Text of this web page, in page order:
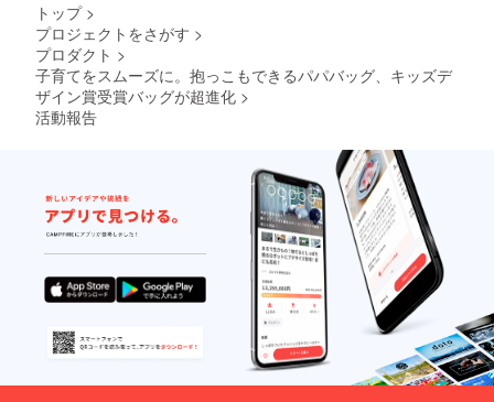
場合
は、随
通して
ご報告
させて
いただ
きま
す。
は、お
届け時
じる場
合がご
ざいま
す。恐
れ入り
ます
が、予
めご了
承くだ
さい。
お届け
時期に
変動が
生じる
ファン
ジェク
ト終了
後に発
注個数
が確定
となり
ます。
そのた
め、期
間終了
時の
カー側
の生産
きっか
るとあ
りがた
いで
す！ 宜
しくお
願い致
しま
す！
（例）
Twitter
で知り
た。
【お届
いて
えてい
ただけ
るとあ
りがた
いで
す！ 宜
しくお
願い致
しま
す！
（例）
Twitter
で知り
まし
水では
ジェク
ト掲載
画像は
サンプ
ルとな
りま
す。商
品は量
産時に
一部仕
様が変
わる場
合がご
ざいま
パッ
※プロ
ジェク
ト掲載
画像は
サンプ
ルとな
りま
す。商
品は量
産時に
一部仕
様が変
わる場
合がご
トップ >
プロジェクトをさがす >
プロダクト >
子育てをスムーズに。抱っこもできるパパバッグ、キッズデ
ザイン賞受賞バッグが超進化 >
活動報告